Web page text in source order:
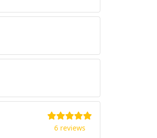
6 reviews